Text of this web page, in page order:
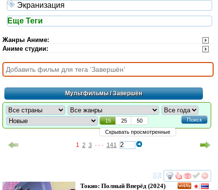
Экранизация
Еще Теги
Жанры Аниме:
Аниме студии:
Мультфильмы/ Завершён
Поиск
15 25
50
Скрывать просмотренные
1 2 3 · · · 141
смотреть
Токио: Полный Вперёд (2024)